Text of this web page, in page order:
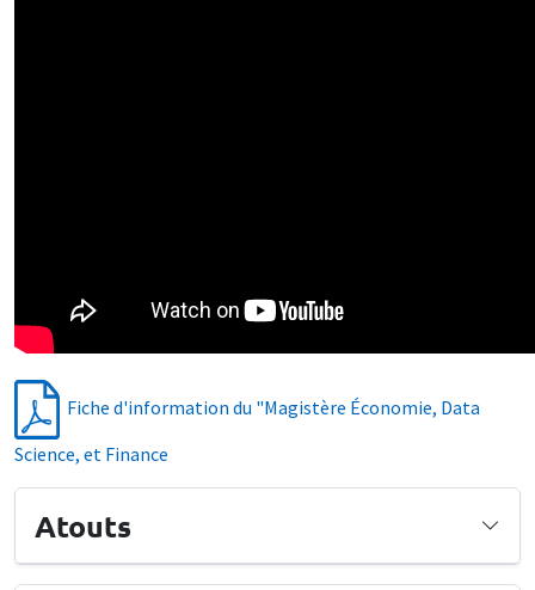
Fiche d'information du "Magistère Économie, Data
Science, et Finance
Atouts